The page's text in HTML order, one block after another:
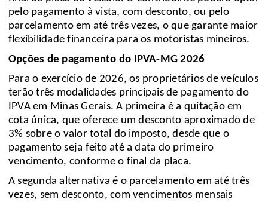
pelo pagamento à vista, com desconto, ou pelo
parcelamento em até três vezes, o que garante maior
flexibilidade financeira para os motoristas mineiros.
Opções de pagamento do IPVA-MG 2026
Para o exercício de 2026, os proprietários de veículos
terão três modalidades principais de pagamento do
IPVA em Minas Gerais. A primeira é a quitação em
cota única, que oferece um desconto aproximado de
3% sobre o valor total do imposto, desde que o
pagamento seja feito até a data do primeiro
vencimento, conforme o final da placa.
A segunda alternativa é o parcelamento em até três
vezes, sem desconto, com vencimentos mensais